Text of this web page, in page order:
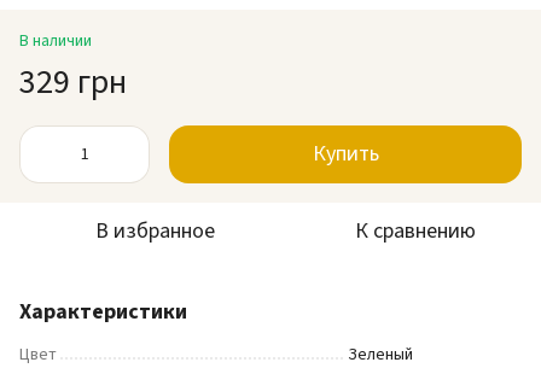
В наличии
329 грн
Купить
В избранное К сравнению
Характеристики
Цвет
Зеленый